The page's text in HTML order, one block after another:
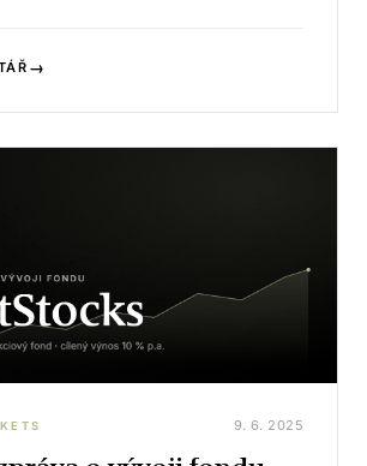
→
9. 6. 2025